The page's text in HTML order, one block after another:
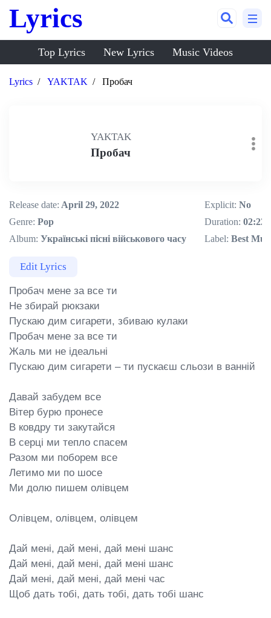
Lyrics
Top Lyrics New Lyrics Music Videos
Lyrics YAKTAK Пробач
YAKTAK
Пробач
Release date: April 29, 2022
Genre: Pop
Album: Українські пісні військового часу
Explicit: No
Duration: 02:22
Label: Best
Edit Lyrics
Пробач мене за все ти
Не збирай рюкзаки
Пускаю дим сигарети, збиваю кулаки
Пробач мене за все ти
Жаль ми не ідеальні
Пускаю дим сигарети – ти пускаєш сльози в ванній
Давай забудем все
Вітер бурю пронесе
В ковдру ти закутайся
В серці ми тепло спасем
Разом ми поборем все
Летимо ми по шосе
Ми долю пишем олівцем
Олівцем, олівцем, олівцем
Дай мені, дай мені, дай мені шанс
Дай мені, дай мені, дай мені шанс
Дай мені, дай мені, дай мені час
Щоб дать тобі, дать тобі, дать тобі шанс